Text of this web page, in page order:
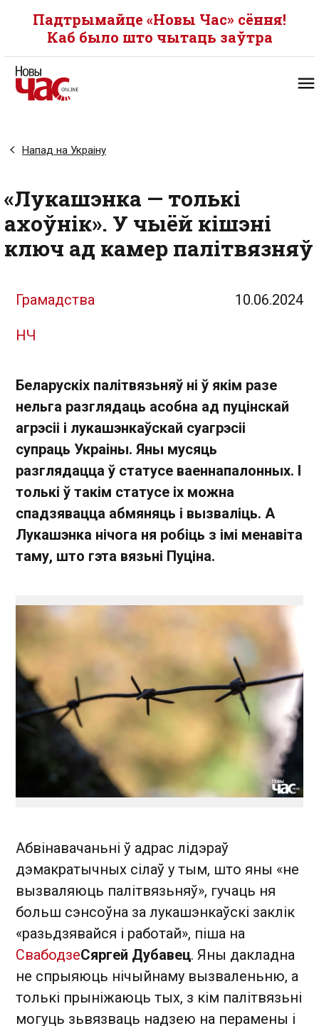
Падтрымайце «Новы Час» сёння!
Каб было што чытаць заўтра
Напад на Украіну
«Лукашэнка — толькі
ахоўнік». У чыёй кішэні
ключ ад камер палітвязняў
Грамадства 10.06.2024
НЧ
Беларускіх палітвязьняў ні ў якім разе
нельга разглядаць асобна ад пуцінскай
агрэсіі і лукашэнкаўскай суагрэсіі
супраць Украіны. Яны мусяць
разглядацца ў статусе ваеннапалонных. І
толькі ў такім статусе іх можна
спадзявацца абмяняць і вызваліць. А
Лукашэнка нічога ня робіць з імі менавіта
таму, што гэта вязьні Пуціна.
Абвінавачаньні ў адрас лідэраў
дэмакратычных сілаў у тым, што яны «не
вызваляюць палітвязьняў», гучаць ня
больш сэнсоўна за лукашэнкаўскі заклік
«разьдзявайся і работай», піша на
СвабодзеСяргей Дубавец. Яны дакладна
не спрыяюць нічыйнаму вызваленьню, а
толькі прыніжаюць тых, з кім палітвязьні
могуць зьвязваць надзею на перамены і